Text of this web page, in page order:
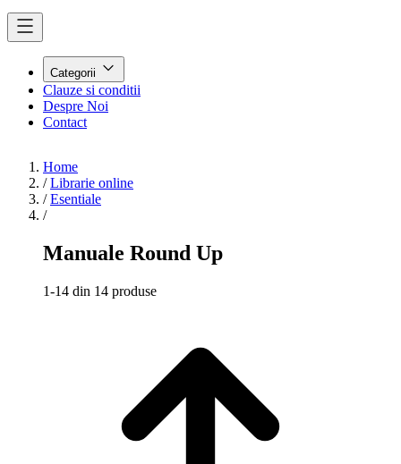
Categorii
Clauze si conditii
Despre Noi
Contact
Home
/ Librarie online
/ Esentiale
/
Manuale Round Up
1-14 din 14 produse